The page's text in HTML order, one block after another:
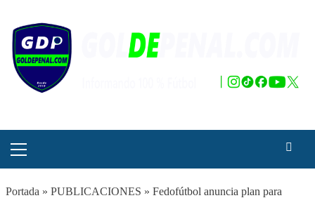
contenido
principal
Portada » PUBLICACIONES » Fedofútbol anuncia plan para